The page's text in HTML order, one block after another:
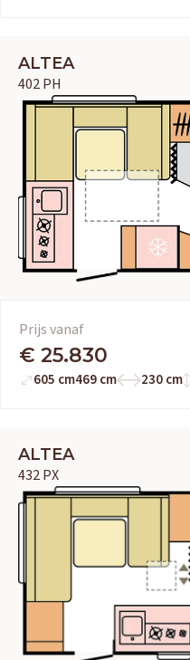
ALTEA
402 PH
Prijs vanaf
€ 25.830
605 cm469 cm 230 cm
ALTEA
432 PX